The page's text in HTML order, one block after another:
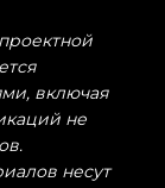
включая
не
несут